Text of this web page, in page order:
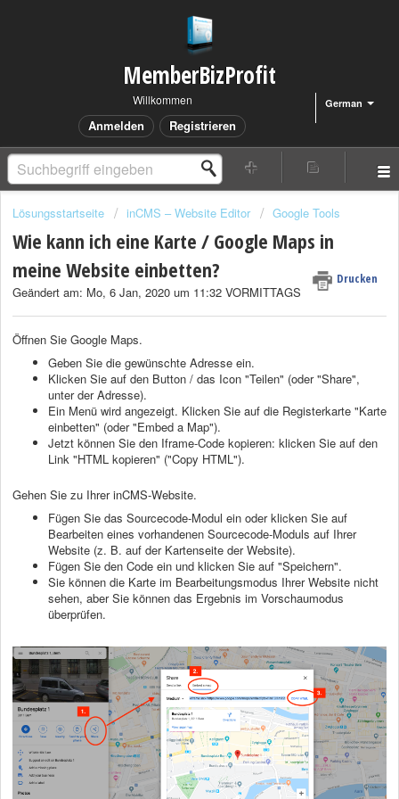
MemberBizProfit
German
Willkommen
Anmelden Registrieren
Lösungsstartseite inCMS – Website Editor Google Tools
Wie kann ich eine Karte / Google Maps in
meine Website einbetten?
Drucken
Geändert am: Mo, 6 Jan, 2020 um 11:32 VORMITTAGS
Öffnen Sie Google Maps.
Geben Sie die gewünschte Adresse ein.
Klicken Sie auf den Button / das Icon "Teilen" (oder "Share",
unter der Adresse).
Ein Menü wird angezeigt. Klicken Sie auf die Registerkarte "Karte
einbetten" (oder "Embed a Map").
Jetzt können Sie den Iframe-Code kopieren: klicken Sie auf den
Link "HTML kopieren" ("Copy HTML").
Gehen Sie zu Ihrer inCMS-Website.
Fügen Sie das Sourcecode-Modul ein oder klicken Sie auf
Bearbeiten eines vorhandenen Sourcecode-Moduls auf Ihrer
Website (z. B. auf der Kartenseite der Website).
Fügen Sie den Code ein und klicken Sie auf "Speichern".
Sie können die Karte im Bearbeitungsmodus Ihrer Website nicht
sehen, aber Sie können das Ergebnis im Vorschaumodus
überprüfen.